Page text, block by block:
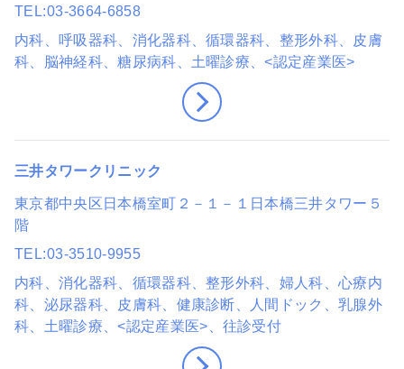
TEL 03-3664-6858
内科、呼吸器科、消化器科、循環器科、整形外科、皮膚
科、脳神経科、糖尿病科 、土曜診療 、<認定産業医>
三井タワークリニック
東京都中央区日本橋室町２－１－１日本橋三井タワー５
階
TEL 03-3510-9955
内科、消化器科、循環器科、整形外科、婦人科、心療内
科、泌尿器科、皮膚科、健康診断、人間ドック、乳腺外
科 、土曜診療 、<認定産業医> 、往診受付